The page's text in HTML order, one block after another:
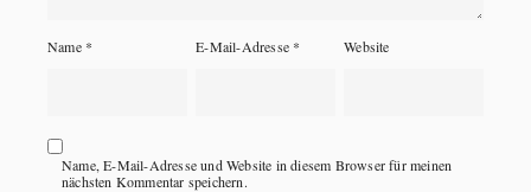
Name * E-Mail-Adresse * Website
Name, E-Mail-Adresse und Website in diesem Browser für meinen
nächsten Kommentar speichern.